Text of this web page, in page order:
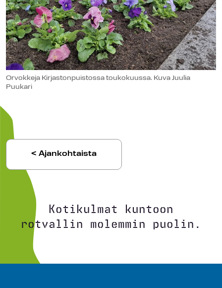
Orvokkeja Kirjastonpuistossa toukokuussa. Kuva Juulia
Puukari
< Ajankohtaista
Kotikulmat kuntoon
rotvallin molemmin puolin.